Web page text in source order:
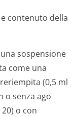
e contenuto della
sospensione
come una
(0,5 ml
o senza ago
o con